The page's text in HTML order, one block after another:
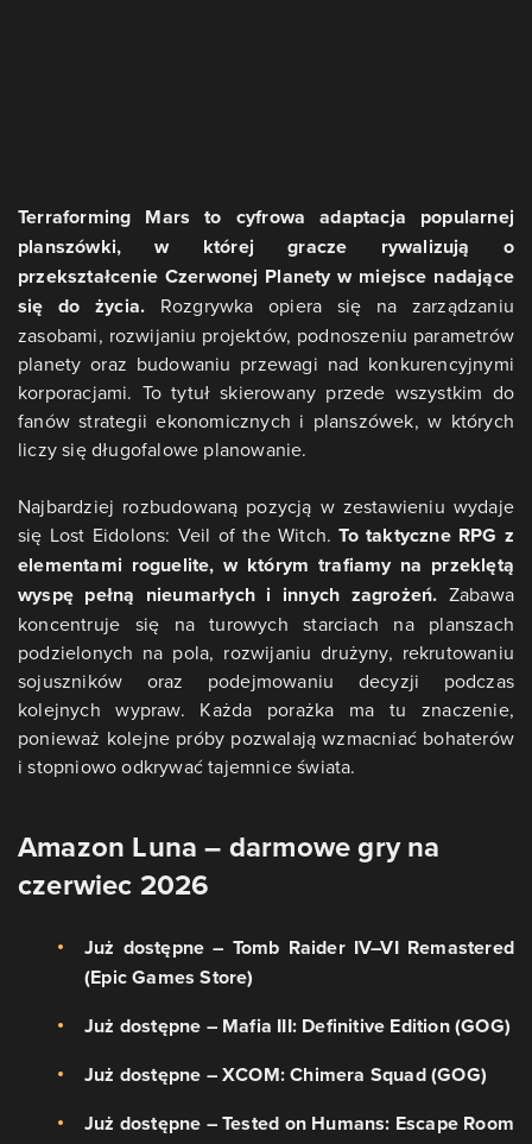
Terraforming Mars to cyfrowa adaptacja popularnej
planszówki, w której gracze rywalizują o
przekształcenie Czerwonej Planety w miejsce nadające
się do życia. Rozgrywka opiera się na zarządzaniu
zasobami, rozwijaniu projektów, podnoszeniu parametrów
planety oraz budowaniu przewagi nad konkurencyjnymi
korporacjami. To tytuł skierowany przede wszystkim do
fanów strategii ekonomicznych i planszówek, w których
liczy się długofalowe planowanie.
Najbardziej rozbudowaną pozycją w zestawieniu wydaje
się Lost Eidolons: Veil of the Witch.To taktyczne RPG z
elementami roguelite, w którym trafiamy na przeklętą
wyspę pełną nieumarłych i innych zagrożeń. Zabawa
koncentruje się na turowych starciach na planszach
podzielonych na pola, rozwijaniu drużyny, rekrutowaniu
sojuszników oraz podejmowaniu decyzji podczas
kolejnych wypraw. Każda porażka ma tu znaczenie,
ponieważ kolejne próby pozwalają wzmacniać bohaterów
i stopniowo odkrywać tajemnice świata.
Amazon Luna – darmowe gry na
czerwiec 2026
Już dostępne – Tomb Raider IV–VI Remastered
(Epic Games Store)
Już dostępne – Mafia III: Definitive Edition (GOG)
Już dostępne – XCOM: Chimera Squad (GOG)
Już dostępne – Tested on Humans: Escape Room